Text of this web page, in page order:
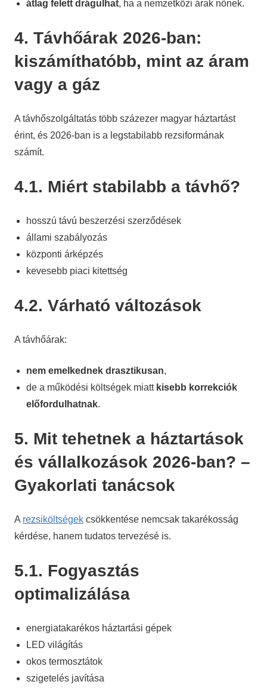
átlag felett drágulhat, ha a nemzetközi árak nőnek.
4. Távhőárak 2026-ban:
kiszámíthatóbb, mint az áram
vagy a gáz
A távhőszolgáltatás több százezer magyar háztartást
érint, és 2026-ban is a legstabilabb rezsiformának
számít.
4.1. Miért stabilabb a távhő?
hosszú távú beszerzési szerződések
állami szabályozás
központi árképzés
kevesebb piaci kitettség
4.2. Várható változások
A távhőárak:
nem emelkednek drasztikusan,
de a működési költségek miatt kisebb korrekciók
előfordulhatnak.
5. Mit tehetnek a háztartások
és vállalkozások 2026-ban? –
Gyakorlati tanácsok
A rezsiköltségek csökkentése nemcsak takarékosság
kérdése, hanem tudatos tervezésé is.
5.1. Fogyasztás
optimalizálása
energiatakarékos háztartási gépek
LED világítás
okos termosztátok
szigetelés javítása